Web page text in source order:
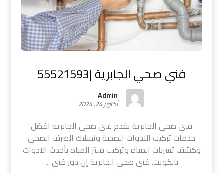
فني صحي الجابرية |55521593
Admin
أكتوبر 24, 2024
فني صحي الجابرية يقدم فني صحي الجابريه افضل
خدمات تركيب الادوات الصحية وتسليك الصرف الصحي
وكشف تسربات المياه وتركيب فلتر المياه بأحدث الادوات
بالكويت. فني صحي الجابرية إن دور فني ...